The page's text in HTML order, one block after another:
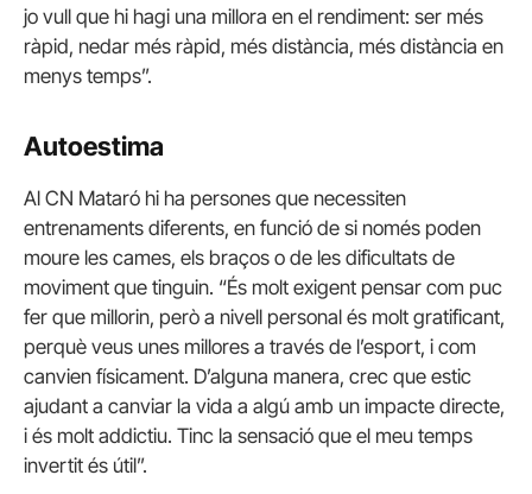
jo vull que hi hagi una millora en el rendiment: ser més
ràpid, nedar més ràpid, més distància, més distància en
menys temps”.
Autoestima
Al CN Mataró hi ha persones que necessiten
entrenaments diferents, en funció de si només poden
moure les cames, els braços o de les dificultats de
moviment que tinguin. “És molt exigent pensar com puc
fer que millorin, però a nivell personal és molt gratificant,
perquè veus unes millores a través de l’esport, i com
canvien físicament. D’alguna manera, crec que estic
ajudant a canviar la vida a algú amb un impacte directe,
i és molt addictiu. Tinc la sensació que el meu temps
invertit és útil”.